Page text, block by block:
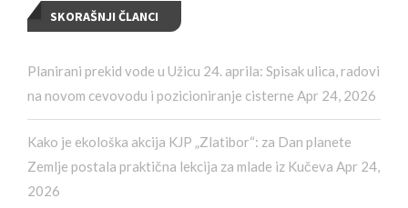
SKORAŠNJI ČLANCI
Planirani prekid vode u Užicu 24. aprila: Spisak ulica, radovi
na novom cevovodu i pozicioniranje cisterne Apr 24, 2026
Kako je ekološka akcija KJP „Zlatibor“: za Dan planete
Zemlje postala praktična lekcija za mlade iz Kučeva Apr 24,
2026